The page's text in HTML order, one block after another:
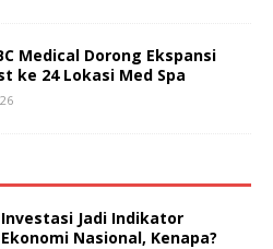
Medical Dorong Ekspansi
ke 24 Lokasi Med Spa
Jadi Indikator
Nasional, Kenapa?